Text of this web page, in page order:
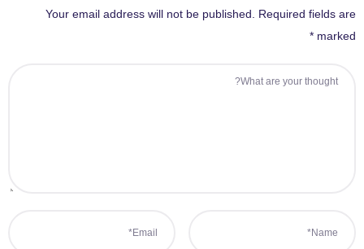
Your email address will not be published.